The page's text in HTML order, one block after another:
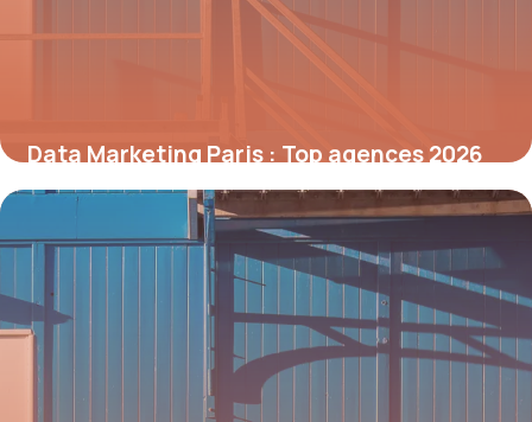
Data Marketing Paris : Top agences 2026
10 juillet 2026